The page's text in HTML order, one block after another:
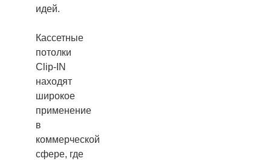
идей.
Кассетные
потолки
Clip-IN
находят
широкое
применение
в
коммерческой
сфере, где